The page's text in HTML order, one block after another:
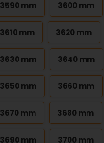
3590 mm 3600 mm
3610 mm 3620 mm
3630 mm 3640 mm
3650 mm 3660 mm
3670 mm 3680 mm
3690 mm 3700 mm